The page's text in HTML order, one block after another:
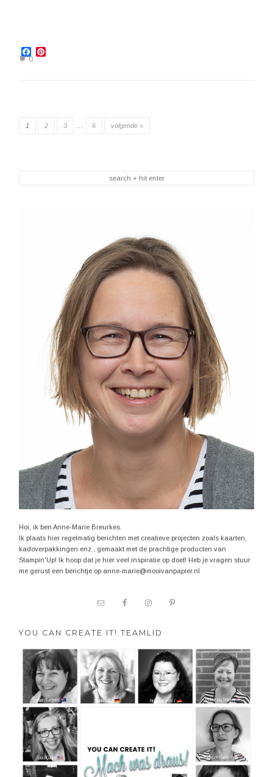
Facebook
0
1 2 3 … 6 volgende »
Hoi, ik ben Anne-Marie Breurkes.
Ik plaats hier regelmatig berichten met creatieve projecten zoals kaarten,
kadoverpakkingen enz., gemaakt met de prachtige producten van
Stampin'Up! Ik hoop dat je hier veel inspiratie op doet! Heb je vragen stuur
me gerust een berichtje op anne-marie@mooivanpapier.nl
YOU CAN CREATE IT! TEAMLID